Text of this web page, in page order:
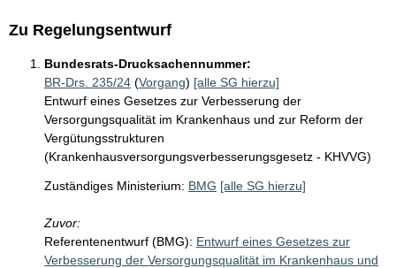
Zu Regelungsentwurf
Bundesrats-Drucksachennummer:
BR-Drs. 235/24 (Vorgang) [alle SG hierzu]
Entwurf eines Gesetzes zur Verbesserung der
Versorgungsqualität im Krankenhaus und zur Reform der
Vergütungsstrukturen
(Krankenhausversorgungsverbesserungsgesetz - KHVVG)
Zuständiges Ministerium: BMG [alle SG hierzu]
Zuvor:
Referentenentwurf (BMG): Entwurf eines Gesetzes zur
Verbesserung der Versorgungsqualität im Krankenhaus und